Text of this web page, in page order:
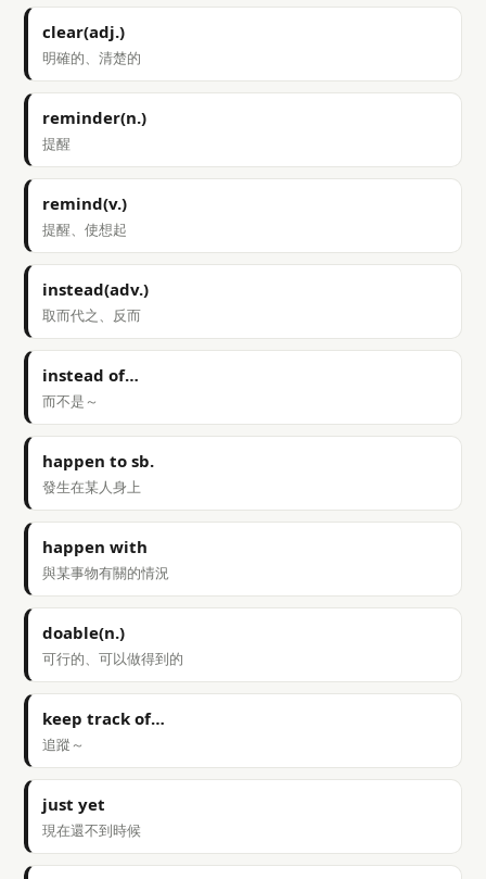
clear(adj.)
明確的、清楚的
reminder(n.)
提醒
remind(v.)
提醒、使想起
instead(adv.)
取而代之、反而
instead of…
而不是～
happen to sb.
發生在某人身上
happen with
與某事物有關的情況
doable(n.)
可行的、可以做得到的
keep track of…
追蹤～
just yet
現在還不到時候